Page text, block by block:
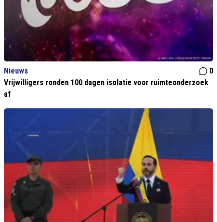
Nieuws
0
Vrijwilligers ronden 100 dagen isolatie voor ruimteonderzoek
af